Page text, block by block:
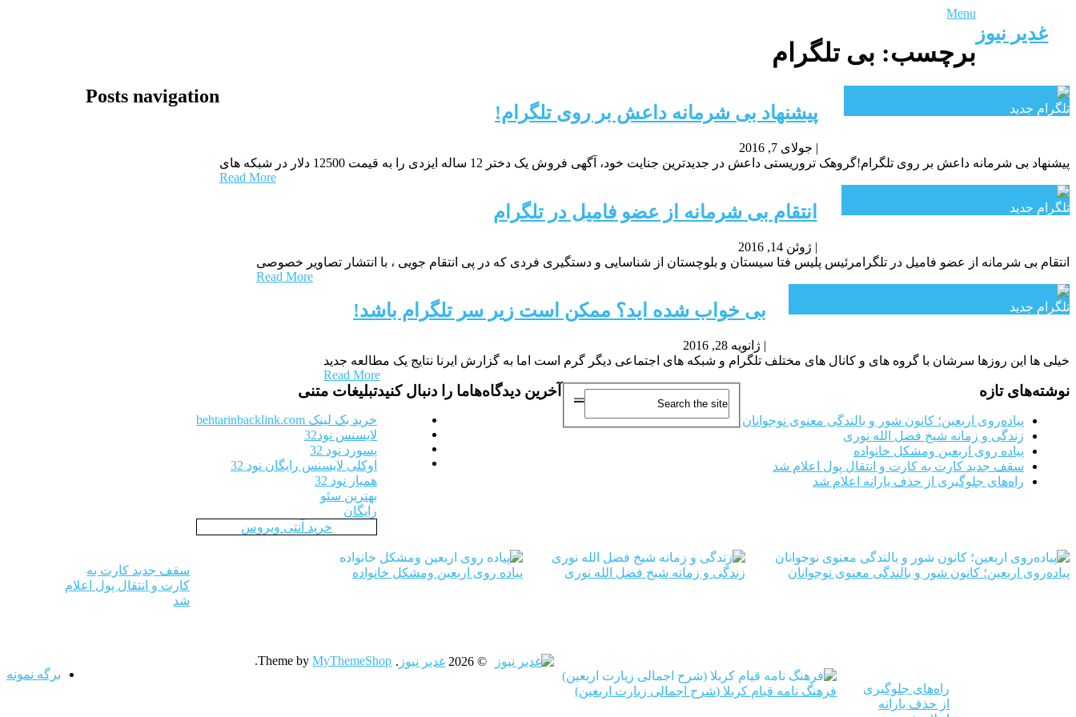
غدیر نیوز
Menu
برچسب: بی تلگرام
تلگرام جدید پیشنهاد بی شرمانه داعش بر روی تلگرام!
| جولای 7, 2016
پیشنهاد بی شرمانه داعش بر روی تلگرام!گروهک تروریستی داعش در جدیدترین جنایت خود، آگهی فروش یک دختر 12 ساله ایزدی را به قیمت 12500 دلار در شبکه های
Read More
تلگرام جدید انتقام بی شرمانه از عضو فامیل در تلگرام
| ژوئن 14, 2016
انتقام بی شرمانه از عضو فامیل در تلگرامرئیس پلیس فتا سیستان و بلوچستان از شناسایی و دستگیری فردی که در پی انتقام جویی ، با انتشار تصاویر خصوصی
Read More
تلگرام جدید بی خواب شده اید؟ ممکن است زیر سر تلگرام باشد!
| ژانویه 28, 2016
خیلی ها این روزها سرشان با گروه های و کانال های مختلف تلگرام و شبکه های اجتماعی دیگر گرم است اما به گزارش ایرنا نتایج یک مطالعه جدید
Read More
Posts navigation
نوشته‌های تازه
پیاده‌روی اربعین؛ کانون شور و بالندگی معنوی نوجوانان
زندگی و زمانه شیخ فضل الله نوری
پیاده روی اربعین ومشکل خانواده
سقف جدید کارت به کارت و انتقال پول اعلام شد
راه‌های جلوگیری از حذف یارانه اعلام شد
آخرین دیدگاه‌هاما را دنبال کنیدتبلیغات متنی
خرید بک لینک behtarinbacklink.com
لایسنس نود32
پسورد نود 32
اوکلی لایسنس رایگان نود 32
همیار نود 32
بهترین سئو
رایگان
خرید آنتی ویروس
پیاده‌روی اربعین؛ کانون شور و بالندگی معنوی نوجوانان زندگی و زمانه شیخ فضل الله نوری پیاده روی اربعین ومشکل خانواده
سقف جدید کارت به
کارت و انتقال پول اعلام
شد
راه‌های جلوگیری
از حذف یارانه
فرهنگ نامه قیام کربلا (شرح اجمالی زیارت اربعین)
© 2026 غدیر نیوز .
Theme byMyThemeShop
.
برگه نمونه